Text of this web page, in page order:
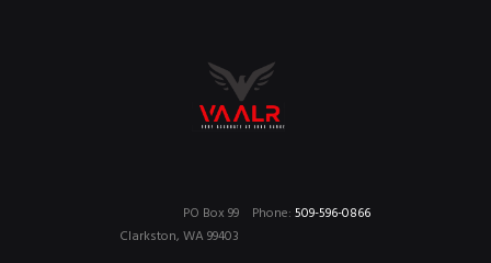
Phone: 509-596-0866
PO Box 99
Clarkston, WA 99403